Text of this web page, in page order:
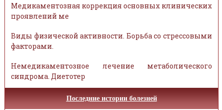
Медикаментозная коррекция основных клинических
проявлений ме
Виды физической активности. Борьба со стрессовыми
факторами.
Немедикаментозное лечение метаболического
синдрома. Диетотер
Последние истории болезней